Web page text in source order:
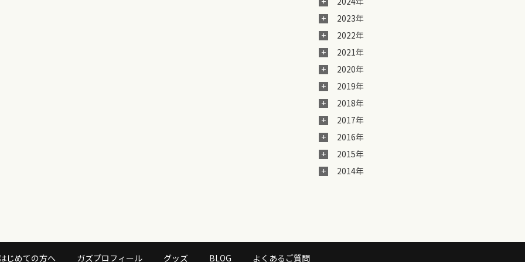
2023年
2022年
2021年
2020年
2019年
2018年
2017年
2016年
2015年
2014年
じめての方へ ガズプロフィール グッズ BLOG よくあるご質問